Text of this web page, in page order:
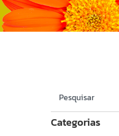
Categorias